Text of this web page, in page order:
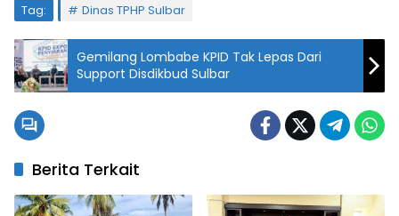
Tag: Dinas TPHP Sulbar
Gemilang Lombabe KPID Tak Lepas Dari
Support Disdikbud Sulbar
Berita Terkait